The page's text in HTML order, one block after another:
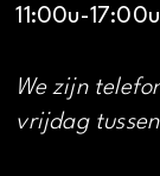
11:00u-17:00u
We zijn
vrijdag